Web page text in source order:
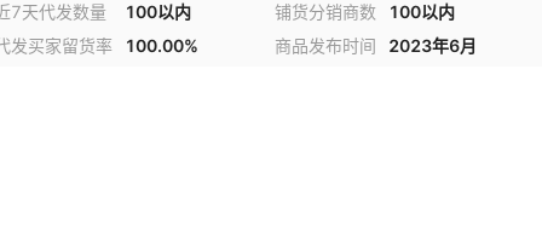
7天代发数量 100以内 铺货分销商数
100以内
发买家留货率
100.00% 商品发布时间 2023年6月